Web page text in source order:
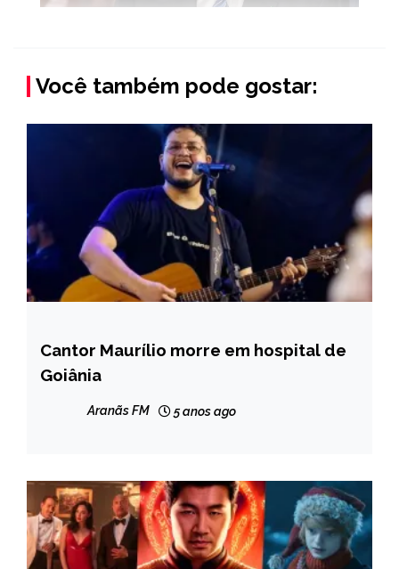
Você também pode gostar:
ENTRETENIMENTO
Cantor Maurílio morre em hospital de
Goiânia
Aranãs FM 5 anos ago